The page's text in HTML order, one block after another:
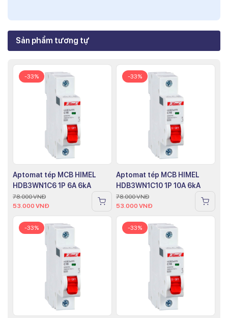
Sản phẩm tương tự
-33%
Aptomat tép MCB HIMEL
HDB3WN1C6 1P 6A 6kA
78.000VNĐ
53.000 VNĐ
-33%
Aptomat tép MCB HIMEL
HDB3WN1C10 1P 10A 6kA
78.000VNĐ
53.000 VNĐ
-33% -33%